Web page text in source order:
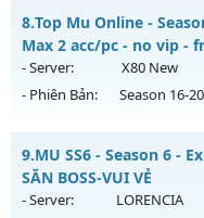
Thể loại: Mu Nguyên
Antihack: VIP SHIELD
Chiến Thần S6 60FPS -
CÀYCUỐC
Mu mới ra tháng 08
19h ngày 09/08/2626
Kiểu reset: Reset In
Thể loại: Mu Nguyên bản
8.Top Mu Online -
Max 2 acc/pc - no vip -
- Server: X80 New
- Phiên Bản:
Season 16-20
Mu mới ra tháng 08
ngày 11/08/2626
9.MU SS6 - Season 6 -
SĂN BOSS-VUI VẺ
- Server: LORENCIA